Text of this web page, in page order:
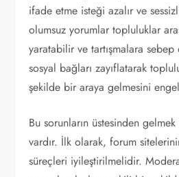
ifade etme isteği azalır ve
olumsuz yorumlar topluluklar
yaratabilir ve tartışmalara
sosyal bağları zayıflatarak
şekilde bir araya gelmesini
Bu sorunların üstesinden
vardır. İlk olarak, forum
süreçleri iyileştirilmelidir.